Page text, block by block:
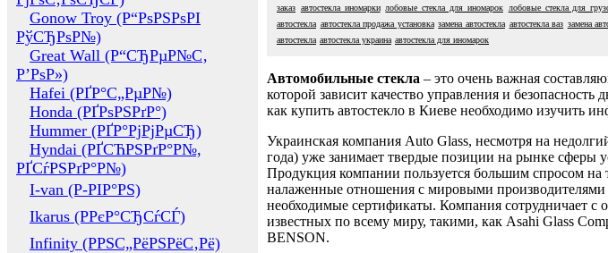
Gonow Troy (Р“РѕРЅРѕРІ
РўСЂРѕР№)
Great Wall (Р“СЂРµР№С‚
Р’РѕР»)
Hafei (РҐР°С„РµР№)
Honda (РҐРѕРЅРґР°)
Hummer (РҐР°РјРјРµСЂ)
Hyndai (РҐСЋРЅРґР°Р№,
РҐСѓРЅРґР°Р№)
I-van (Р-РІР°РЅ)
Ikarus (РРєР°СЂСѓСЃ)
Infinity (РРЅС„РёРЅРёС‚Рё)
заказ автостекла иномарки лобовые стекла для иномарок лобовые стекла для
автостекла автостекла продажа установка замена автостекла автостекла ваз замена
автостекла автостекла украина автостекла для иномарок
Автомобильные стекла – это очень важная
которой зависит качество управления и
как купить автостекло в Киеве необходимо изучить
Украинская компания Auto Glass, несмотря на
года) уже занимает твердые позиции на рынке сферы
Продукция компании пользуется большим спросом
налаженные отношения с мировыми производителями
необходимые сертификаты. Компания сотрудничает с
известных по всему миру, такими, как Asahi Glass
BENSON.